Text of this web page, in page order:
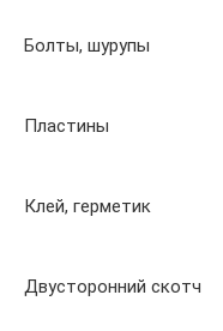
Болты, шурупы
Пластины
Клей, герметик
Двусторонний скотч